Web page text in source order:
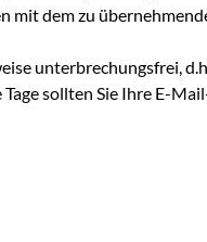
dem zu
unterbrechungsfrei,
sollten Sie Ihre E-